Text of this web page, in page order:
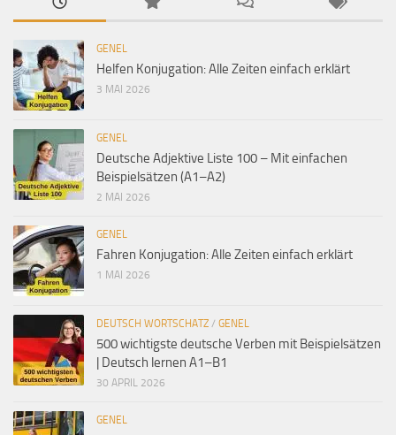
GENEL
Helfen Konjugation: Alle Zeiten einfach erklärt
3 MAI 2026
GENEL
Deutsche Adjektive Liste 100 – Mit einfachen
Beispielsätzen (A1–A2)
2 MAI 2026
GENEL
Fahren Konjugation: Alle Zeiten einfach erklärt
1 MAI 2026
DEUTSCH WORTSCHATZ / GENEL
500 wichtigste deutsche Verben mit Beispielsätzen
| Deutsch lernen A1–B1
30 APRIL 2026
GENEL